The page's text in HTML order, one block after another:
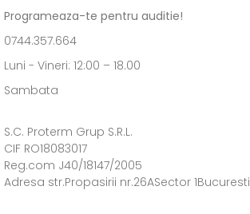
Programeaza-te pentru auditie!
0744.357.664
Luni - Vineri: 12:00 – 18.00
Sambata
S.C. Proterm Grup S.R.L.
CIF RO18083017
Reg.com J40/18147/2005
Adresa str.Propasirii nr.26ASector 1Bucuresti